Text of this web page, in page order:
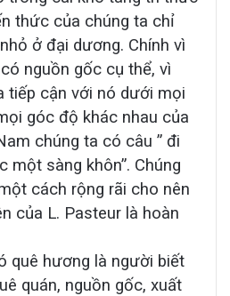
thức của chúng ta chỉ
ở đại dương. Chính vì
nguồn gốc cụ thể, vì
tiếp cận với nó dưới mọi
góc độ khác nhau của
chúng ta có câu ” đi
một sàng khôn”. Chúng
cách rộng rãi cho nên
của L. Pasteur là hoàn
quê hương là người biết
quán, nguồn gốc, xuất